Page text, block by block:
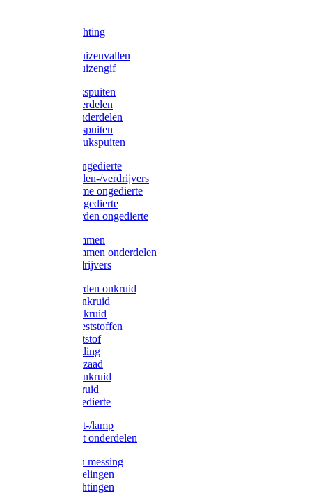
LED verlichting
Ratten / Muizenvallen
Ratten / Muizengif
Gloria drukspuiten
Gloria onderdelen
Gardena onderdelen
Dario drukspuiten
Gardena drukspuiten
Diversen ongedierte
Insectenvallen-/verdrijvers
Protect Home ongedierte
Solabiol ongedierte
Protect Garden ongedierte
Mollenklemmen
Mollenklemmen onderdelen
Mollenverdrijvers
Protect Garden onkruid
Diversen onkruid
Solabiol onkruid
Solabiol meststoffen
Pokon meststof
Pokon voeding
Pokon graszaad
Roundup onkruid
Pokon onkruid
Pokon ongedierte
Vliegenkast-/lamp
Vliegenkast onderdelen
Zuigkorven messing
Geka koppelingen
Geka afdichtingen